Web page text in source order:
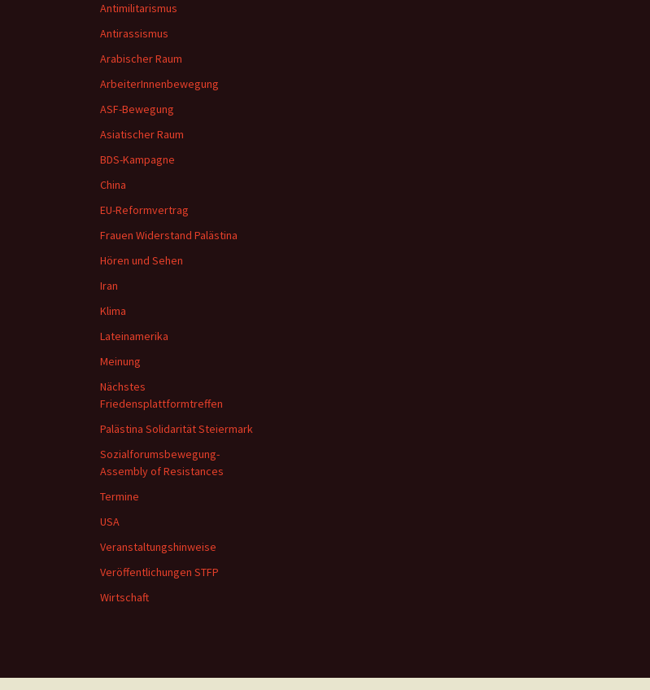
Antimilitarismus
Antirassismus
Arabischer Raum
ArbeiterInnenbewegung
ASF-Bewegung
Asiatischer Raum
BDS-Kampagne
China
EU-Reformvertrag
Frauen Widerstand Palästina
Hören und Sehen
Iran
Klima
Lateinamerika
Meinung
Nächstes
Friedensplattformtreffen
Palästina Solidarität Steiermark
Sozialforumsbewegung-
Assembly of Resistances
Termine
USA
Veranstaltungshinweise
Veröffentlichungen STFP
Wirtschaft